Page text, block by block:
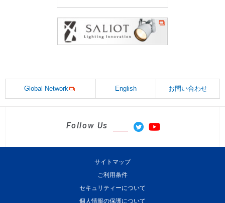
Global Network English お問い合わせ
Follow Us
サイトマップ
ご利用条件
セキュリティーについて
個人情報の保護について